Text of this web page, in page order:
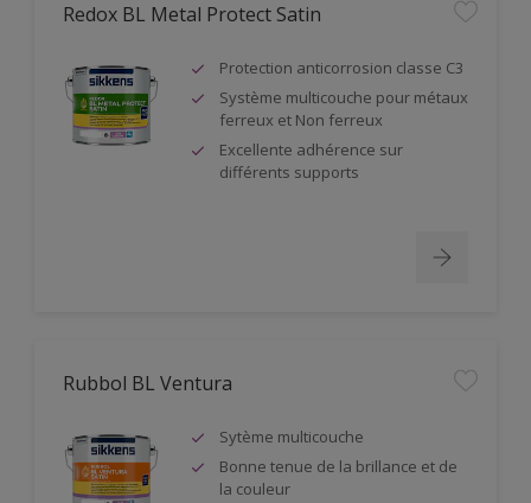
Redox BL Metal Protect Satin
Protection anticorrosion classe C3
Système multicouche pour métaux
ferreux et Non ferreux
Excellente adhérence sur
différents supports
Rubbol BL Ventura
Sytème multicouche
Bonne tenue de la brillance et de
la couleur